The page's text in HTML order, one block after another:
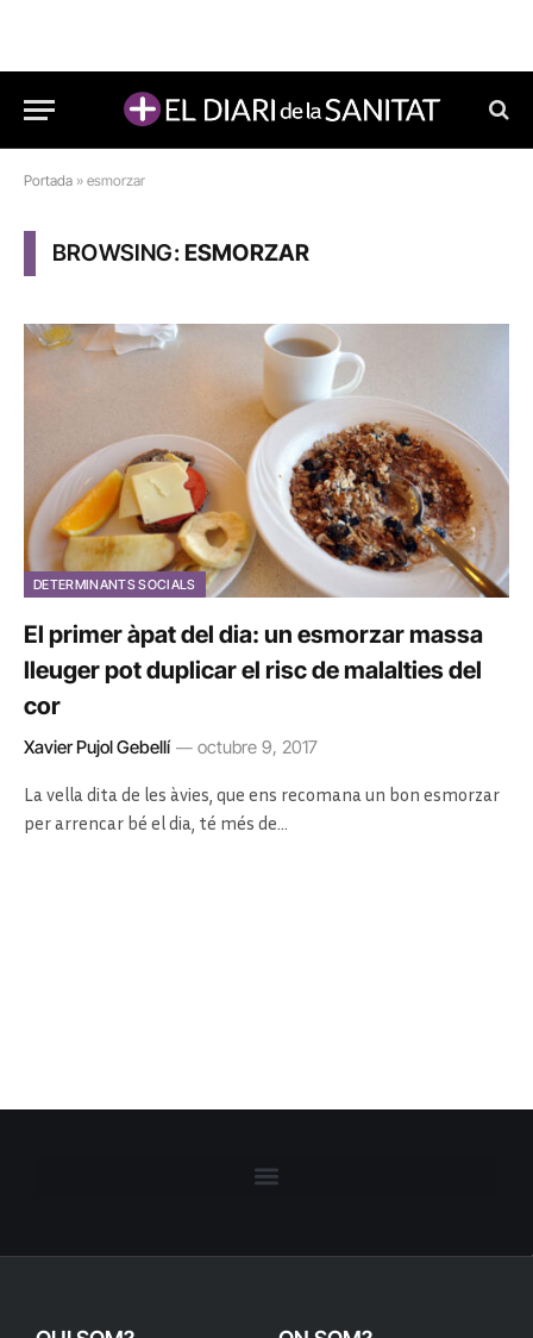
Portada » esmorzar
BROWSING:ESMORZAR
DETERMINANTS SOCIALS
El primer àpat del dia: un esmorzar massa
lleuger pot duplicar el risc de malalties del
cor
Xavier Pujol Gebellí octubre 9, 2017
La vella dita de les àvies, que ens recomana un bon esmorzar
per arrencar bé el dia, té més de…